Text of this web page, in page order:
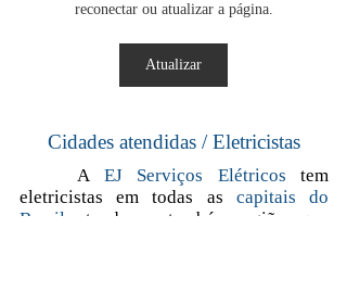
reconectar ou atualizar a página.
Atualizar
Cidades atendidas / Eletricistas
A EJ Serviços Elétricos tem
eletricistas em todas as capitais do
Brasil
, atendemos também regiões que